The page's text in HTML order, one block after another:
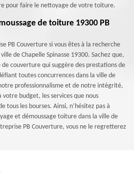
pour faire le nettoyage de votre toiture.
de toiture 19300 PB
PB Couverture si vous êtes à la recherche
de Chapelle Spinasse 19300. Sachez que,
couverture qui suggère des prestations de
toutes concurrences dans la ville de
professionnalisme et de notre intégrité,
votre budget, les services que nous
tous les bourses. Ainsi, n’hésitez pas à
et démoussage toiture dans la ville de
PB Couverture, vous ne le regretterez